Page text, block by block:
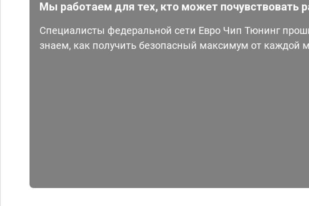
Мы работаем для тех, кто может почувствовать
Специалисты федеральной сети Евро Чип Тюнинг
знаем, как получить безопасный максимум от каждой